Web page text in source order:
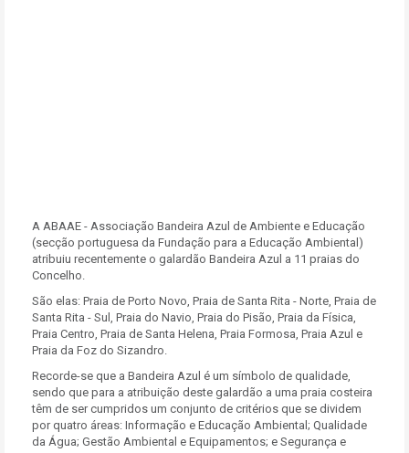
A ABAAE - Associação Bandeira Azul de Ambiente e Educação
(secção portuguesa da Fundação para a Educação Ambiental)
atribuiu recentemente o galardão Bandeira Azul a 11 praias do
Concelho.
São elas: Praia de Porto Novo, Praia de Santa Rita - Norte, Praia de
Santa Rita - Sul, Praia do Navio, Praia do Pisão, Praia da Física,
Praia Centro, Praia de Santa Helena, Praia Formosa, Praia Azul e
Praia da Foz do Sizandro.
Recorde-se que a Bandeira Azul é um símbolo de qualidade,
sendo que para a atribuição deste galardão a uma praia costeira
têm de ser cumpridos um conjunto de critérios que se dividem
por quatro áreas: Informação e Educação Ambiental; Qualidade
da Água; Gestão Ambiental e Equipamentos; e Segurança e